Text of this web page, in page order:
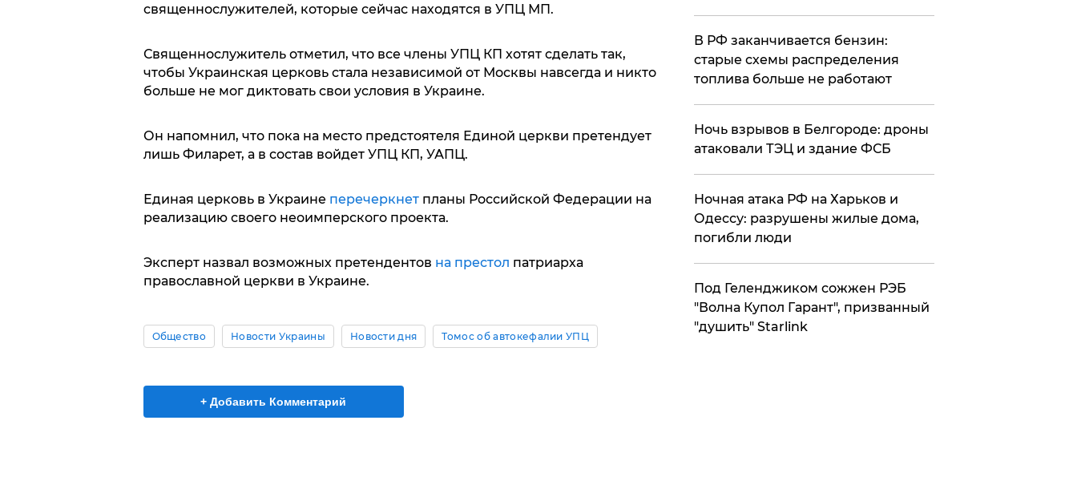
священнослужителей, которые сейчас находятся в УПЦ МП.
Священнослужитель отметил, что все члены УПЦ КП хотят сделать так,
чтобы Украинская церковь стала независимой от Москвы навсегда и никто
больше не мог диктовать свои условия в Украине.
Он напомнил, что пока на место предстоятеля Единой церкви претендует
лишь Филарет, а в состав войдет УПЦ КП, УАПЦ.
Единая церковь в Украине перечеркнетпланы Российской Федерации на
реализацию своего неоимперского проекта.
Эксперт назвал возможных претендентов на престол патриарха
православной церкви в Украине.
Общество Новости Украины Новости дня Томос об автокефалии УПЦ
+ Добавить Комментарий
​В РФ заканчивается бензин:
старые схемы распределения
топлива больше не работают
​Ночь взрывов в Белгороде: дроны
атаковали ТЭЦ и здание ФСБ
​Ночная атака РФ на Харьков и
Одессу: разрушены жилые дома,
погибли люди
Под Геленджиком сожжен РЭБ
"Волна Купол Гарант", призванный
"душить" Starlink